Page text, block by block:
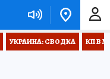
УКРАИНА: СВОДКА КП В